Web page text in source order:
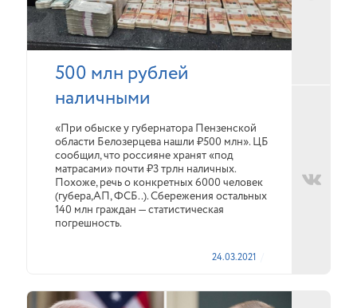
500 млн рублей
наличными
«При обыске у губернатора Пензенской
области Белозерцева нашли ₽500 млн». ЦБ
сообщил, что россияне хранят «под
матрасами» почти ₽3 трлн наличных.
Похоже, речь о конкретных 6000 человек
(губера,АП, ФСБ..). Сбережения остальных
140 млн граждан — статистическая
погрешность.
24.03.2021